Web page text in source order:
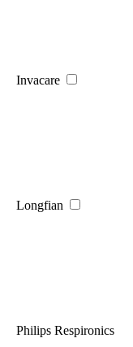
Invacare
Longfian
Philips Respironics